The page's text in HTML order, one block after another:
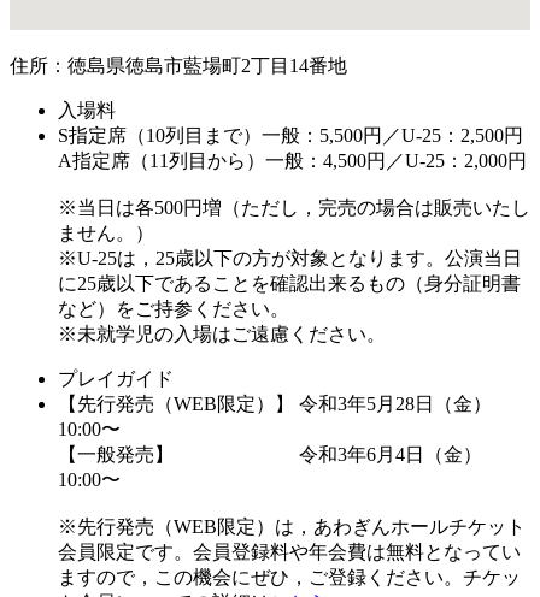
住所：徳島県徳島市藍場町2丁目14番地
入場料
S指定席（10列目まで）一般：5,500円／U-25：2,500円
A指定席（11列目から）一般：4,500円／U-25：2,000円
※当日は各500円増（ただし，完売の場合は販売いたし
ません。）
※U-25は，25歳以下の方が対象となります。公演当日
に25歳以下であることを確認出来るもの（身分証明書
など）をご持参ください。
※未就学児の入場はご遠慮ください。
プレイガイド
【先行発売（WEB限定）】 令和3年5月28日（金）
10:00〜
【一般発売】 令和3年6月4日（金）
10:00〜
※先行発売（WEB限定）は，あわぎんホールチケット
会員限定です。会員登録料や年会費は無料となってい
ますので，この機会にぜひ，ご登録ください。チケッ